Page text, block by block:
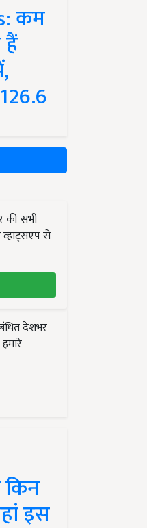
कम
हैं
की सभी
से
देशभर
इस